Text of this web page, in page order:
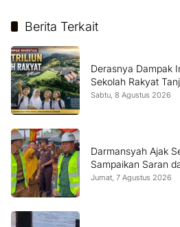
Berita Terkait
Derasnya Dampak
Sekolah Rakyat
Sabtu, 8 Agustus 2026
Darmansyah Ajak
Sampaikan Saran
Jumat, 7 Agustus 2026